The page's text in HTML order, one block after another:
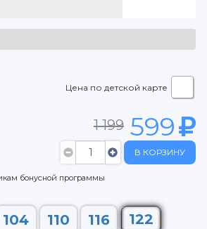
Цена по детской карте
1 199 599
В КОРЗИНУ
бонусной программы
104 110 116 122